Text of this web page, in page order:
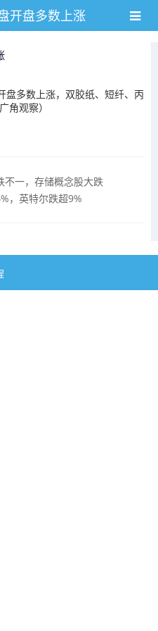
开盘多数上涨
盘多数上涨，双胶纸、短纤、丙
角观察）
不一，存储概念股大跌
，英特尔跌超9%